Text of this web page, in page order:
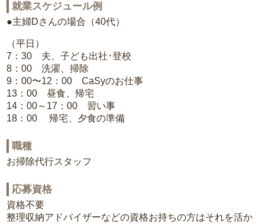
就業スケジュール例
●主婦Dさんの場合（40代）
（平日）
7：30 夫、子ども出社･登校
8：00 洗濯、掃除
9：00〜12：00 CaSyのお仕事
13：00 昼食、帰宅
14：00～17：00 習い事
18：00 帰宅、夕食の準備
職種
お掃除代行スタッフ
応募資格
資格不要
整理収納アドバイザーなどの資格お持ちの方はそれを活か